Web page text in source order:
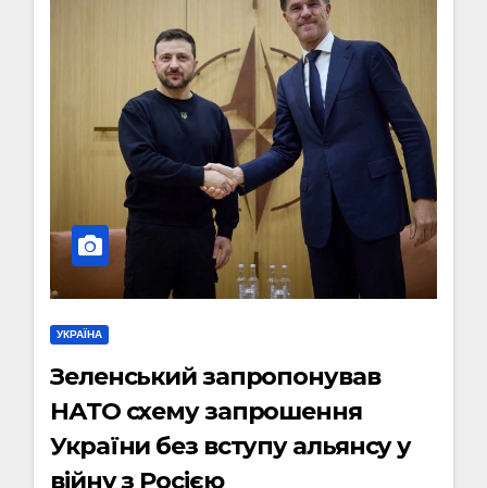
УКРАЇНА
Зеленський запропонував
НАТО схему запрошення
України без вступу альянсу у
війну з Росією